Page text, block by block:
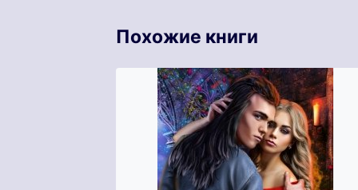
Похожие книги